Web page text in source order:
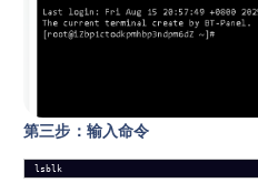
第三步：输入命令
lsblk